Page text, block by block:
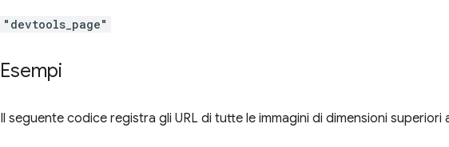
"devtools_page"
Esempi
Il seguente codice registra gli URL di tutte le immagini di dimensioni